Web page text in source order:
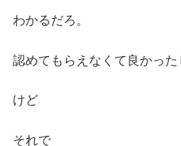
わかるだろ。
認めてもらえなくて良かった
けど
それで